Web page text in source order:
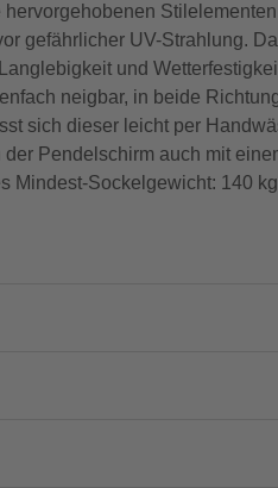
gefährlicher UV-Strahlung.
und
neigbar, in beide
sich dieser leicht per
Pendelschirm auch mit
Mindest-Sockelgewicht: 140 kg